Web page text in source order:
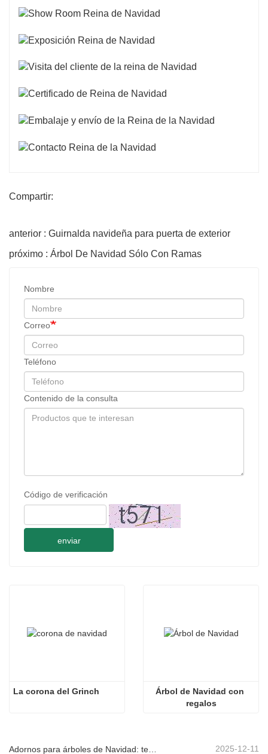
Compartir:
anterior : Guirnalda navideña para puerta de exterior
próximo : Árbol De Navidad Sólo Con Ramas
Nombre
Correo
Teléfono
Contenido de la consulta
Código de verificación
enviar
La corona del Grinch
Árbol de Navidad con
regalos
2025-12-11